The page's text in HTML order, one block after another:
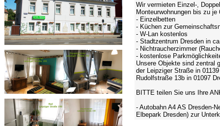
Wir vermieten Einzel-,
Monteurwohnungen bis zu je
- Einzelbetten
- Küchen zur
- W-Lan kostenlos
- Stadtzentrum Dresden in
- Nichtraucherzimmer
- kostenlose
Unsere Objekte sind zentral
der Leipziger Straße in
Rudolfstraße 13b in 01097
BITTE teilen Sie uns Ihre
- Autobahn A4 AS Dresden-
Elbepark Dresden) zur